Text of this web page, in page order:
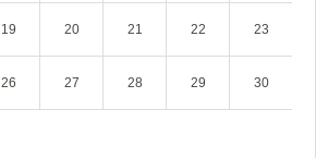
19 20 21 22 23
26 27 28 29 30